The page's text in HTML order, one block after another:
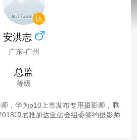
安洪志
广东-广州
总监
等级
，华为p10上市发布专用摄影师，腾
印尼雅加达亚运会组委签约摄影师